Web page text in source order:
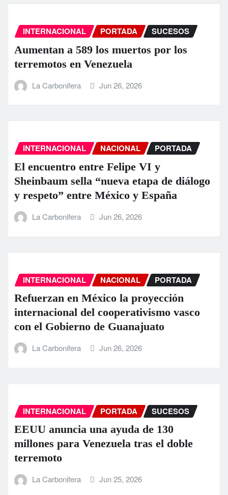
INTERNACIONAL PORTADA SUCESOS
Aumentan a 589 los muertos por los
terremotos en Venezuela
La Carbonifera Jun 26, 2026
INTERNACIONAL NACIONAL PORTADA
El encuentro entre Felipe VI y
Sheinbaum sella “nueva etapa de diálogo
y respeto” entre México y España
La Carbonifera Jun 26, 2026
INTERNACIONAL NACIONAL PORTADA
Refuerzan en México la proyección
internacional del cooperativismo vasco
con el Gobierno de Guanajuato
La Carbonifera Jun 26, 2026
INTERNACIONAL PORTADA SUCESOS
EEUU anuncia una ayuda de 130
millones para Venezuela tras el doble
terremoto
La Carbonifera Jun 25, 2026